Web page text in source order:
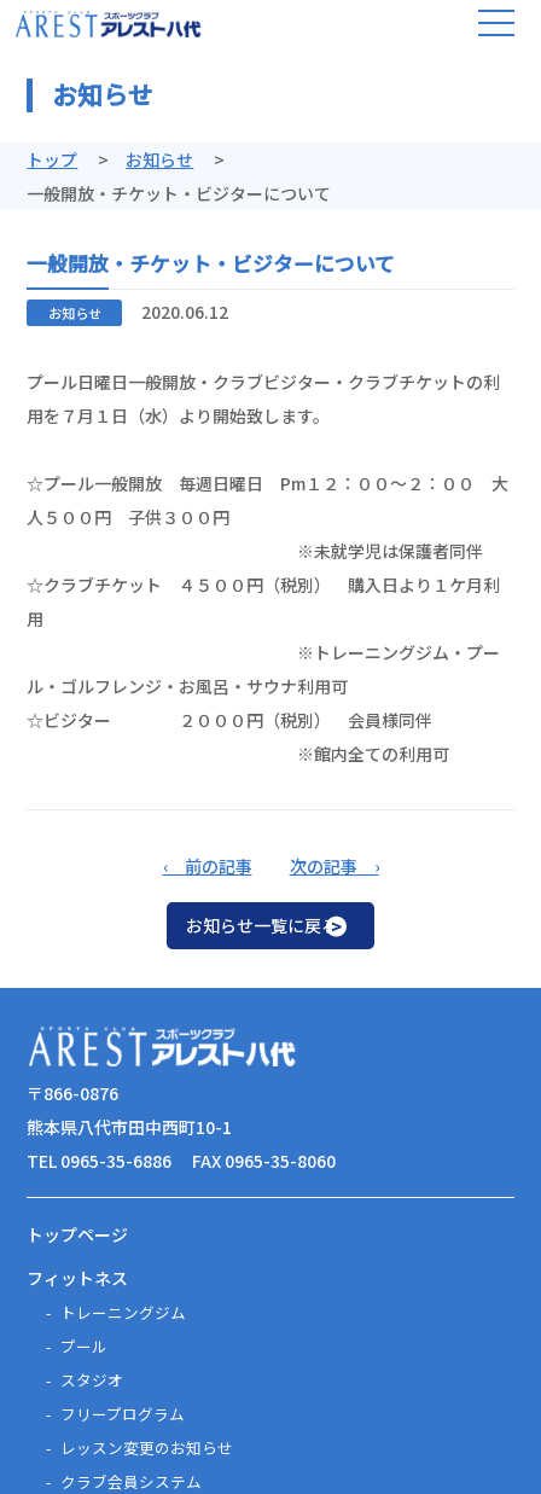
お知らせ
トップ
お知らせ
一般開放・チケット・ビジターについて
一般開放・チケット・ビジターについて
お知らせ 2020.06.12
プール日曜日一般開放・クラブビジター・クラブチケットの利
用を７月１日（水）より開始致します。
☆プール一般開放 毎週日曜日 Pm１２：００～２：００ 大
人５００円 子供３００円
※未就学児は保護者同伴
☆クラブチケット ４５００円（税別） 購入日より１ケ月利
用
※トレーニングジム・プー
ル・ゴルフレンジ・お風呂・サウナ利用可
☆ビジター ２０００円（税別） 会員様同伴
※館内全ての利用可
‹ 前の記事 次の記事 ›
お知らせ一覧に戻る
〒866-0876
熊本県八代市田中西町10-1
TEL 0965-35-6886
FAX 0965-35-8060
トップページ
フィットネス
トレーニングジム
プール
スタジオ
フリープログラム
レッスン変更のお知らせ
クラブ会員システム